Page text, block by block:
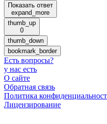
Показать ответ
expand_more
thumb_up
0
thumb_down
bookmark_border
Есть вопросы?
у нас есть
О сайте
Обратная связь
Политика
Лицензирование